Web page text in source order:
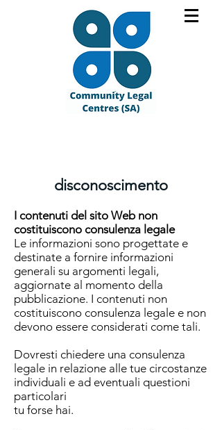
disconoscimento
I contenuti del sito Web non
costituiscono consulenza legale
Le informazioni sono progettate e
destinate a fornire informazioni
generali su argomenti legali,
aggiornate al momento della
pubblicazione. I contenuti non
costituiscono consulenza legale e non
devono essere considerati come tali.
Dovresti chiedere una consulenza
legale in relazione alle tue circostanze
individuali e ad eventuali questioni
particolari
tu forse hai.